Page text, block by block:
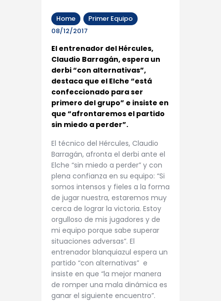
Home
Primer Equipo
08/12/2017
El entrenador del Hércules,
Claudio Barragán, espera un
derbi “con alternativas”,
destaca que el Elche “está
confeccionado para ser
primero del grupo” e insiste en
que “afrontaremos el partido
sin miedo a perder”.
El técnico del Hércules, Claudio
Barragán, afronta el derbi ante el
Elche “sin miedo a perder” y con
plena confianza en su equipo: “Si
somos intensos y fieles a la forma
de jugar nuestra, estaremos muy
cerca de lograr la victoria. Estoy
orgulloso de mis jugadores y de
mi equipo porque sabe superar
situaciones adversas”. El
entrenador blanquiazul espera un
partido “con alternativas” e
insiste en que “la mejor manera
de romper una mala dinámica es
ganar el siguiente encuentro”.